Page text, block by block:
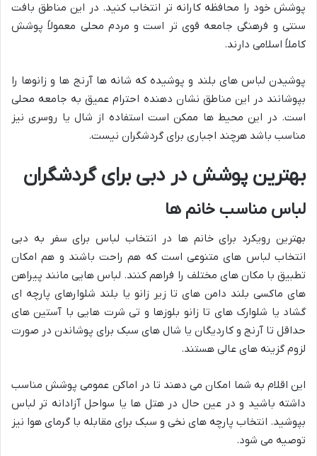
پوشش خود را محافظه کارانه تر انتخاب کنید. در این مناطق بافت
سنتی و فرهنگی جامعه قوی تر است و مردم محلی معمولاً پوشش
کاملاً اسلامی دارند.
پوشیدن لباس های بلند و پوشیده که شانه ها آرنج ها و زانوها را
بپوشانند در این مناطق نشان دهنده احترام عمیق به جامعه محلی
است. در این محیط ها ممکن است استفاده از شال یا روسری نیز
مناسب باشد هرچند اجباری برای گردشگران نیست.
بهترین پوشش در دبی برای گردشگران
لباس مناسب خانم ها
بهترین رویکرد برای خانم ها در انتخاب لباس برای سفر به دبی
انتخاب لباس های متنوعی است که هم راحت باشند و هم امکان
تطبیق با مکان های مختلف را فراهم کنند. لباس هایی مانند پیراهن
های ماکسی بلند دامن های تا زیر زانو یا بلند شلوارهای پارچه ای
گشاد یا شلوارک های تا زانو بلوزها و تی شرت هایی با آستین های
حداقل تا آرنج و کاردیگان یا شال های سبک برای پوشاندن در صورت
لزوم گزینه های عالی هستند.
این اقلام به شما امکان می دهند تا در اماکن عمومی پوشش مناسب
داشته باشید و در عین حال در هتل ها یا سواحل آزادانه تر لباس
بپوشید. انتخاب پارچه های نخی و سبک برای مقابله با گرمای هوا نیز
توصیه می شود.